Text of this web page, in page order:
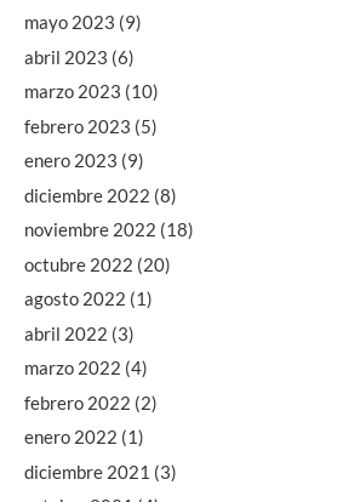
mayo 2023 (9)
abril 2023 (6)
marzo 2023 (10)
febrero 2023 (5)
enero 2023 (9)
diciembre 2022 (8)
noviembre 2022 (18)
octubre 2022 (20)
agosto 2022 (1)
abril 2022 (3)
marzo 2022 (4)
febrero 2022 (2)
enero 2022 (1)
diciembre 2021 (3)